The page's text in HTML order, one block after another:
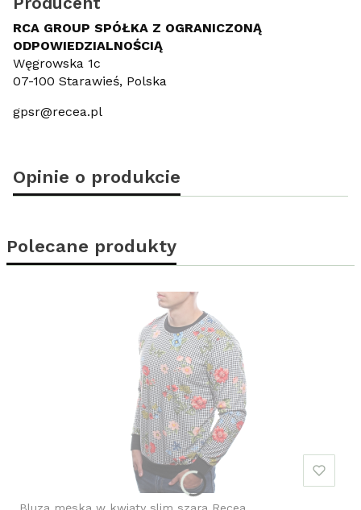
RCA GROUP SPÓŁKA Z OGRANICZONĄ
ODPOWIEDZIALNOŚCIĄ
Węgrowska 1c
07-100 Starawieś, Polska
gpsr@recea.pl
Opinie o produkcie
Polecane produkty